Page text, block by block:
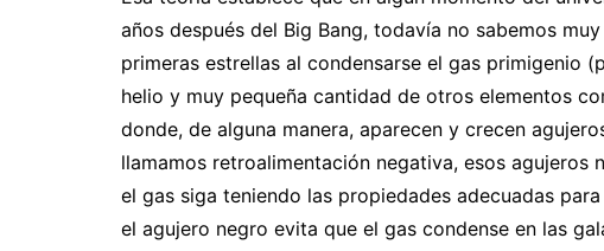
años después del Big Bang, todavía no sabemos
primeras estrellas al condensarse el gas primigenio
helio y muy pequeña cantidad de otros elementos
donde, de alguna manera, aparecen y crecen
llamamos retroalimentación negativa, esos agujeros
el gas siga teniendo las propiedades adecuadas
el agujero negro evita que el gas condense en las